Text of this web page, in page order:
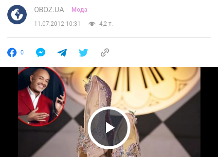
OBOZ.UA Мода
11.07.2012 10:31 4,2 т.
0
Play Video